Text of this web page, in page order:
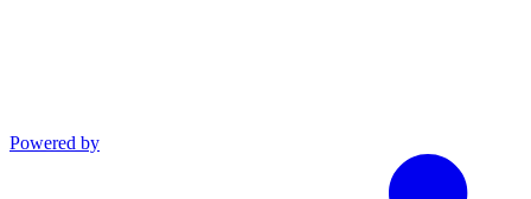
Powered by